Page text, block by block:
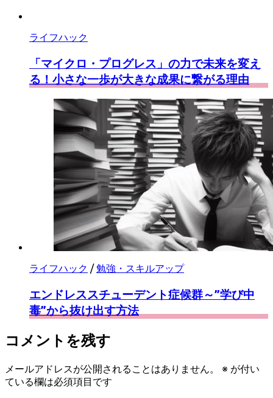
ライフハック
「マイクロ・プログレス」の力で未来を変え
る！小さな一歩が大きな成果に繋がる理由
ライフハック / 勉強・スキルアップ
エンドレススチューデント症候群～”学び中
毒”から抜け出す方法
コメントを残す
メールアドレスが公開されることはありません。 ※ が付い
ている欄は必須項目です